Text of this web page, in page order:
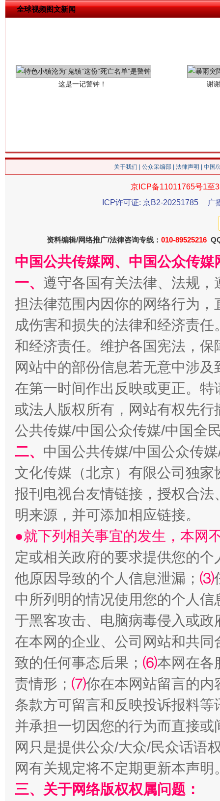
全球视频图文新闻
今
习近平的博鳌关键词
魏明亮
“刷贴”乱象丛生
生
揭批美国五大"原罪" "
解纷+调解+退费，一次搞定
关于我们 公众采编部 法律声明 | 中国
京ICP备11011765号1至
ICP许可证: 京B2-20251785
广
资料编辑/网络推广/法律咨询专线： 010-89525216
中国公共传媒网、中国公众传
一、 遵守各国有关法律、法规
担法律范围内因你的网络行为
成伤害和损失的法律和经济责
和经济责任。维护各国宪法，
网站中的部份信息若无意中涉
在第一时间作出反映或更正。
或法人版权所有，网站有权先
公共传媒/中国公众传媒/中国全
二、 中国公共传媒/中国公众传
文化传媒（北京）有限公司独
报刊电视台友情链接，授权合
明来源，并可添加相应链接。
●就下列相关事宜的发生，本网
定或相关政府的要求提供您的个
他原因导致的个人信息泄漏； ⑶
中所列明的情况使用您的个人
于黑客攻击、电脑病毒侵入或
在本网的企业、公司网站和共
致的任何事态后果； ⑹本网在各
责情形； ⑺你在本网站留言的内
条款方可留言和反映投诉报料
并承担一切因您的行为而直接
网只是提供公众/大众/民众话语
网有关规定将不定期更新本声明
三、关于网络版权权属问题：